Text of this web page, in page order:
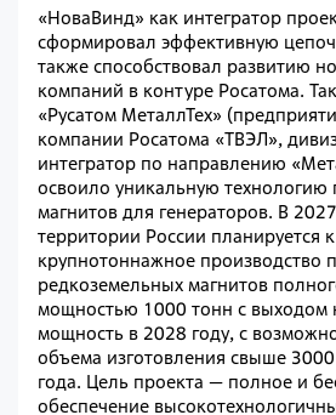
«НоваВинд» как интегратор
сформировал эффективную
также способствовал развитию
компаний в контуре Росатома.
«Русатом МеталлТех»
компании Росатома «ТВЭЛ»,
интегратор по направлению
освоило уникальную технологию
магнитов для генераторов. В
территории России планируется к
крупнотоннажное производство
редкоземельных магнитов
мощностью 1000 тонн с выходом
мощность в 2028 году, с
объема изготовления свыше
года. Цель проекта — полное и
обеспечение